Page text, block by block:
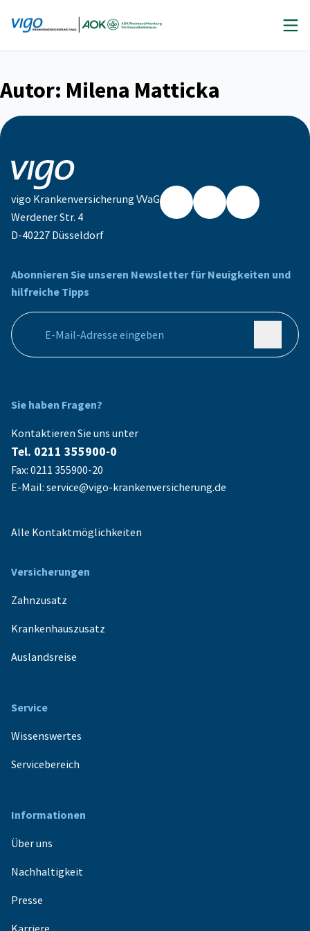
Inhalt
Autor: Milena Matticka
vigo Krankenversicherung VVaG
Werdener Str. 4
D-40227 Düsseldorf
Abonnieren Sie unseren Newsletter für Neuigkeiten und
hilfreiche Tipps
Ihre E-Mail Adresse
Sie haben Fragen?
Kontaktieren Sie uns unter
Tel. 0211 355900-0
Fax: 0211 355900-20
E-Mail: service@vigo-krankenversicherung.de
Alle Kontaktmöglichkeiten
Versicherungen
Zahnzusatz
Krankenhauszusatz
Auslandsreise
Service
Wissenswertes
Servicebereich
Informationen
Über uns
Nachhaltigkeit
Presse